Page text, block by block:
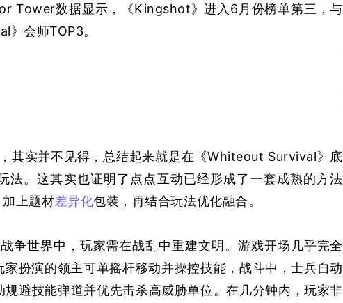
Tower数据显示，《Kingshot》进入6月份榜单第三，与
会师TOP3。
其实并不见得，总结起来就是在《Whiteout Survival》底
。这其实也证明了点点互动已经形成了一套成熟的方法
上题材差异化包装，再结合玩法优化融合。
争世界中，玩家需在战乱中重建文明。游戏开场几乎完全
扮演的领主可单摇杆移动并操控技能，战斗中，士兵自动
避技能弹道并优先击杀高威胁单位。在几分钟内，玩家非